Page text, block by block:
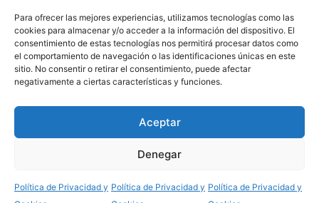
Para ofrecer las mejores experiencias, utilizamos tecnologías como las
cookies para almacenar y/o acceder a la información del dispositivo. El
consentimiento de estas tecnologías nos permitirá procesar datos como
el comportamiento de navegación o las identificaciones únicas en este
sitio. No consentir o retirar el consentimiento, puede afectar
negativamente a ciertas características y funciones.
Aceptar
Denegar
Política de Privacidad y Política de Privacidad y Política de Privacidad y